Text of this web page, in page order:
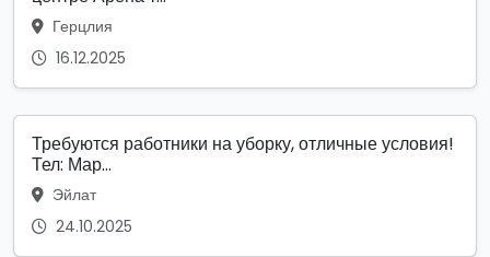
Герцлия
16.12.2025
Требуются работники на уборку, отличные условия!
Тел: Мар...
Эйлат
24.10.2025